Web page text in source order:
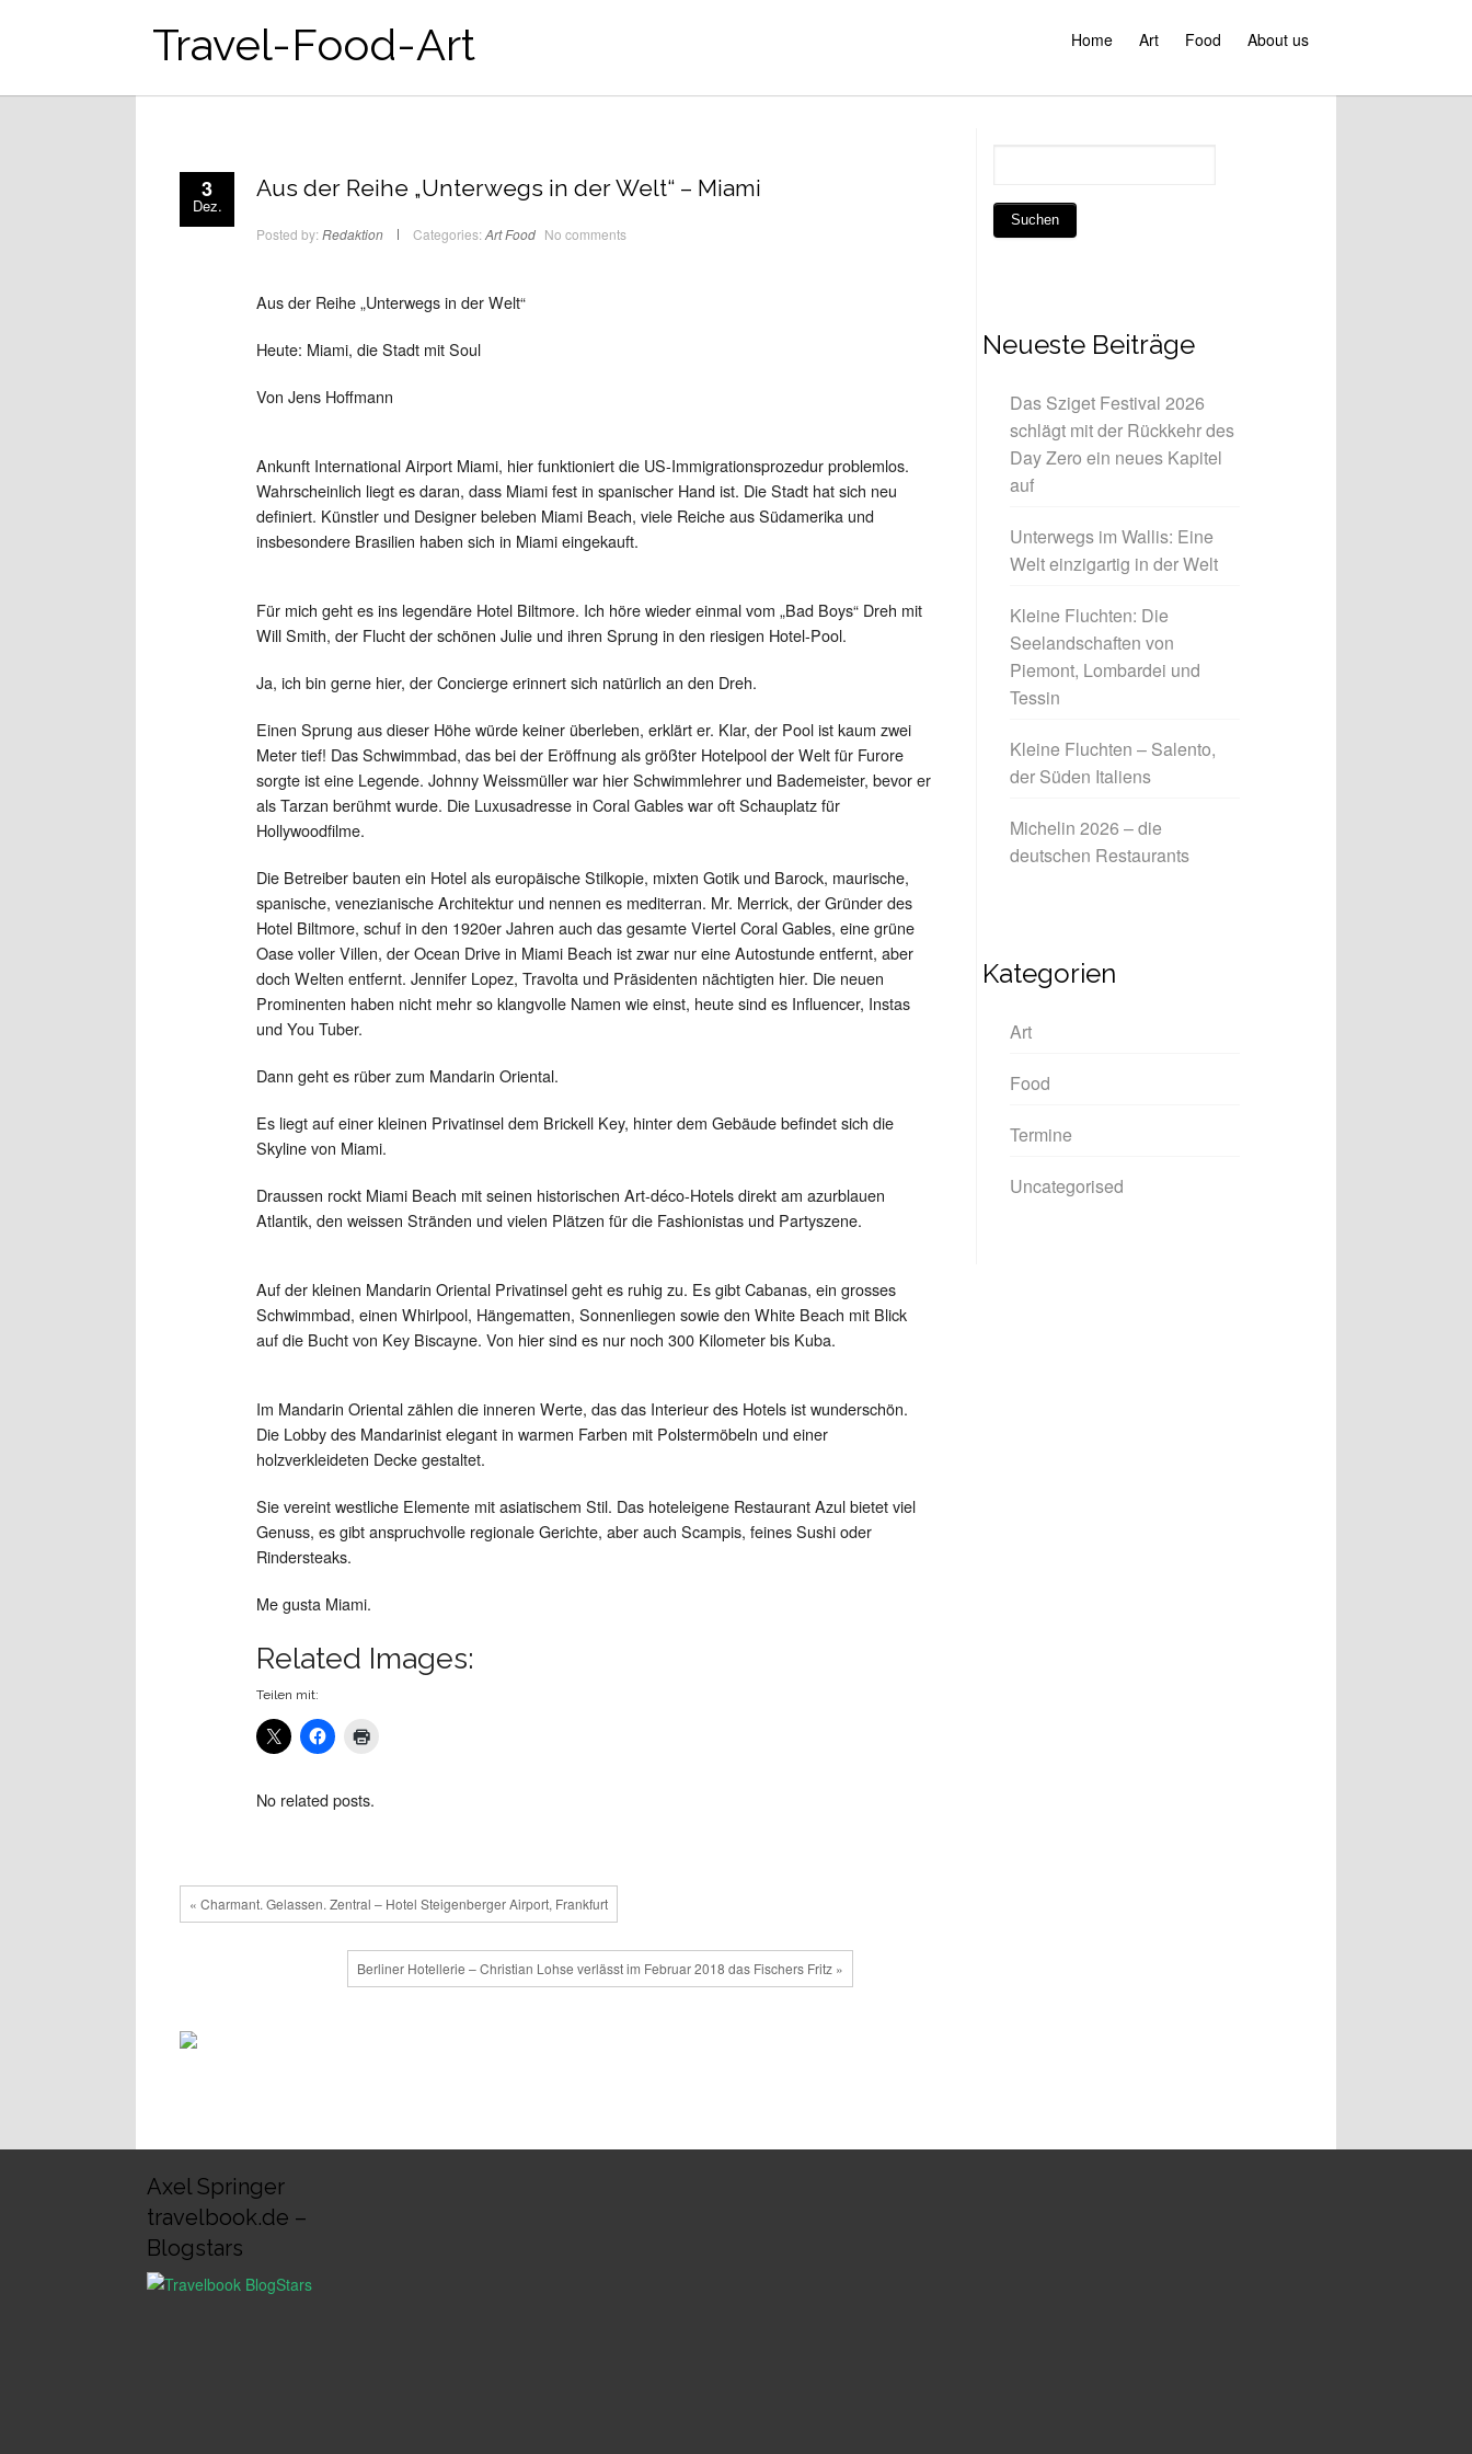
Travel-Food-Art Home Art Food About us
3
Dez.
Aus der Reihe „Unterwegs in der Welt“ – Miami
Posted by: Redaktion Categories: ArtFood No comments
Aus der Reihe „Unterwegs in der Welt“
Heute: Miami, die Stadt mit Soul
Von Jens Hoffmann
Ankunft International Airport Miami, hier funktioniert die US-Immigrationsprozedur problemlos.
Wahrscheinlich liegt es daran, dass Miami fest in spanischer Hand ist. Die Stadt hat sich neu
definiert. Künstler und Designer beleben Miami Beach, viele Reiche aus Südamerika und
insbesondere Brasilien haben sich in Miami eingekauft.
Für mich geht es ins legendäre Hotel Biltmore. Ich höre wieder einmal vom „Bad Boys“ Dreh mit
Will Smith, der Flucht der schönen Julie und ihren Sprung in den riesigen Hotel-Pool.
Ja, ich bin gerne hier, der Concierge erinnert sich natürlich an den Dreh.
Einen Sprung aus dieser Höhe würde keiner überleben, erklärt er. Klar, der Pool ist kaum zwei
Meter tief! Das Schwimmbad, das bei der Eröffnung als größter Hotelpool der Welt für Furore
sorgte ist eine Legende. Johnny Weissmüller war hier Schwimmlehrer und Bademeister, bevor er
als Tarzan berühmt wurde. Die Luxusadresse in Coral Gables war oft Schauplatz für
Hollywoodfilme.
Die Betreiber bauten ein Hotel als europäische Stilkopie, mixten Gotik und Barock, maurische,
spanische, venezianische Architektur und nennen es mediterran. Mr. Merrick, der Gründer des
Hotel Biltmore, schuf in den 1920er Jahren auch das gesamte Viertel Coral Gables, eine grüne
Oase voller Villen, der Ocean Drive in Miami Beach ist zwar nur eine Autostunde entfernt, aber
doch Welten entfernt. Jennifer Lopez, Travolta und Präsidenten nächtigten hier. Die neuen
Prominenten haben nicht mehr so klangvolle Namen wie einst, heute sind es Influencer, Instas
und You Tuber.
Dann geht es rüber zum Mandarin Oriental.
Es liegt auf einer kleinen Privatinsel dem Brickell Key, hinter dem Gebäude befindet sich die
Skyline von Miami.
Draussen rockt Miami Beach mit seinen historischen Art-déco-Hotels direkt am azurblauen
Atlantik, den weissen Stränden und vielen Plätzen für die Fashionistas und Partyszene.
Auf der kleinen Mandarin Oriental Privatinsel geht es ruhig zu. Es gibt Cabanas, ein grosses
Schwimmbad, einen Whirlpool, Hängematten, Sonnenliegen sowie den White Beach mit Blick
auf die Bucht von Key Biscayne. Von hier sind es nur noch 300 Kilometer bis Kuba.
Im Mandarin Oriental zählen die inneren Werte, das das Interieur des Hotels ist wunderschön.
Die Lobby des Mandarinist elegant in warmen Farben mit Polstermöbeln und einer
holzverkleideten Decke gestaltet.
Sie vereint westliche Elemente mit asiatischem Stil. Das hoteleigene Restaurant Azul bietet viel
Genuss, es gibt anspruchvolle regionale Gerichte, aber auch Scampis, feines Sushi oder
Rindersteaks.
Me gusta Miami.
Related Images:
Teilen mit:
No related posts.
« Charmant. Gelassen. Zentral – Hotel Steigenberger Airport, Frankfurt
Berliner Hotellerie – Christian Lohse verlässt im Februar 2018 das Fischers Fritz »
Neueste Beiträge
Das Sziget Festival 2026
schlägt mit der Rückkehr des
Day Zero ein neues Kapitel
auf
Unterwegs im Wallis: Eine
Welt einzigartig in der Welt
Kleine Fluchten: Die
Seelandschaften von
Piemont, Lombardei und
Tessin
Kleine Fluchten – Salento,
der Süden Italiens
Michelin 2026 – die
deutschen Restaurants
Kategorien
Art
Food
Termine
Uncategorised
Axel Springer
travelbook.de –
Blogstars